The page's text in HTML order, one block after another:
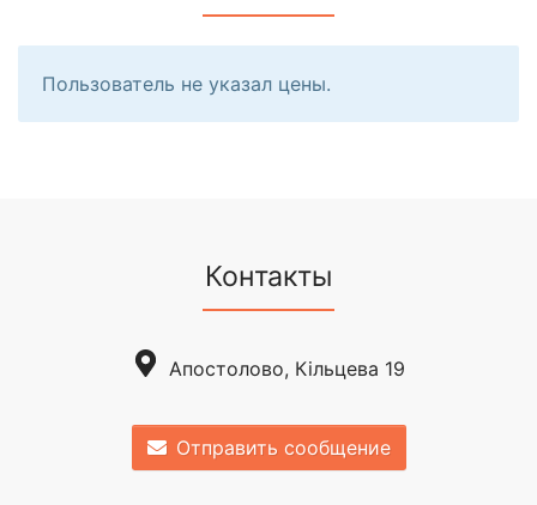
Пользователь не указал цены.
Контакты
Апостоловo, Кільцева 19
Отправить сообщение